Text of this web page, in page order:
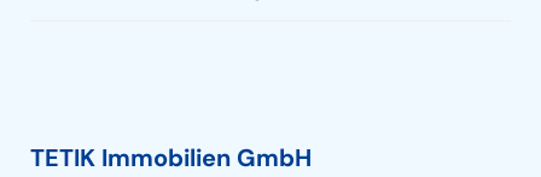
TETIK Immobilien GmbH